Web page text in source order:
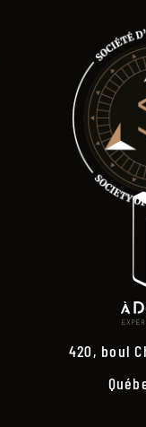
420, boul